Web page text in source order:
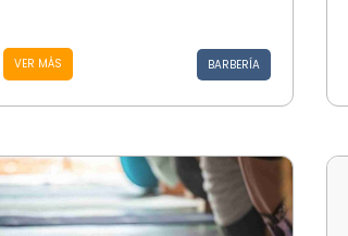
VER MÁS BARBERÍA